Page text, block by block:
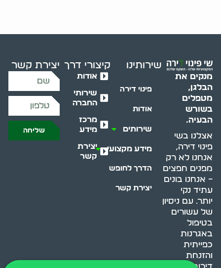
מנקים את
הבלגן,
מטפלים
בשורש
הבעיה.
אצלנו בשי
פינוי דירה,
אנחנו לא רק
מפנים חפצים
– אנחנו בונים
עתיד נקי
יותר. עם ניסיון
של עשורים
בטיפול
באגרנות
כפייתית
והזנחת
שירותינו
פינוי דירה
אודות
שירותים
מידע מקצועי
הדרך לחופש
יצירת קשר
קיצורי דרך
אודות
שירותי
החברה
מרכז
מידע
יצירת
קשר
יצירת קשר
שליחה